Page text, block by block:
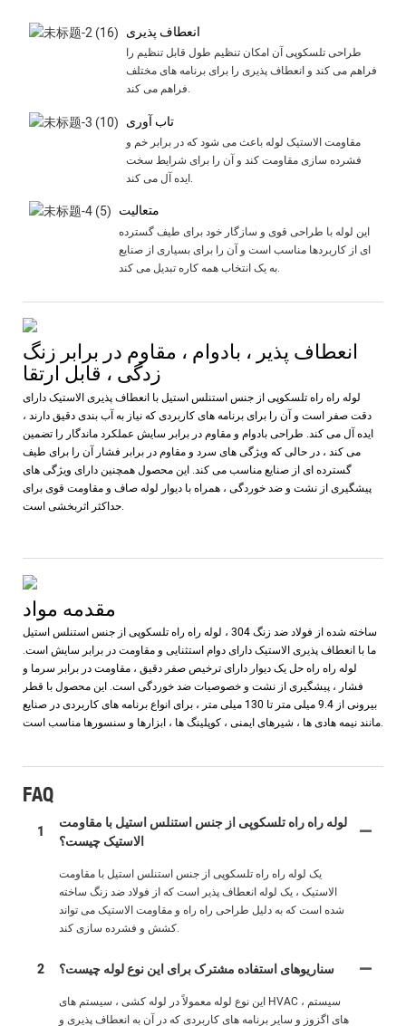
انعطاف پذیری
طراحی تلسکوپی آن امکان تنظیم طول قابل تنظیم را
فراهم می کند و انعطاف پذیری را برای برنامه های مختلف
فراهم می کند.
تاب آوری
مقاومت الاستیک لوله باعث می شود که در برابر خم و
فشرده سازی مقاومت کند و آن را برای شرایط سخت
ایده آل می کند.
متعالیت
این لوله با طراحی قوی و سازگار خود برای طیف گسترده
ای از کاربردها مناسب است و آن را برای بسیاری از صنایع
به یک انتخاب همه کاره تبدیل می کند.
انعطاف پذیر ، بادوام ، مقاوم در برابر زنگ
زدگی ، قابل ارتقا
لوله راه راه تلسکوپی از جنس استنلس استیل با انعطاف پذیری الاستیک دارای
دقت صفر است و آن را برای برنامه های کاربردی که نیاز به آب بندی دقیق دارند ،
ایده آل می کند. طراحی بادوام و مقاوم در برابر سایش عملکرد ماندگار را تضمین
می کند ، در حالی که ویژگی های سرد و مقاوم در برابر فشار آن را برای طیف
گسترده ای از صنایع مناسب می کند. این محصول همچنین دارای ویژگی های
پیشگیری از نشت و ضد خوردگی ، همراه با دیوار لوله صاف و مقاومت قوی برای
حداکثر اثربخشی است.
مقدمه مواد
ساخته شده از فولاد ضد زنگ 304 ، لوله راه راه تلسکوپی از جنس استنلس استیل
ما با انعطاف پذیری الاستیک دارای دوام استثنایی و مقاومت در برابر سایش است.
لوله راه راه حل یک دیوار دارای ترخیص صفر دقیق ، مقاومت در برابر سرما و
فشار ، پیشگیری از نشت و خصوصیات ضد خوردگی است. این محصول با قطر
بیرونی از 9.4 میلی متر تا 130 میلی متر ، برای انواع برنامه های کاربردی در صنایع
مانند نیمه هادی ها ، شیرهای ایمنی ، کوپلینگ ها ، ابزارها و سنسورها مناسب است.
FAQ
1
لوله راه راه تلسکوپی از جنس استنلس استیل با مقاومت
الاستیک چیست؟
یک لوله راه راه تلسکوپی از جنس استنلس استیل با مقاومت
الاستیک ، یک لوله انعطاف پذیر است که از فولاد ضد زنگ ساخته
شده است که به دلیل طراحی راه راه و مقاومت الاستیک می تواند
کشش و فشرده سازی کند.
2 سناریوهای استفاده مشترک برای این نوع لوله چیست؟
این نوع لوله معمولاً در لوله کشی ، سیستم های HVAC ، سیستم
های اگزوز و سایر برنامه های کاربردی که در آن به انعطاف پذیری و